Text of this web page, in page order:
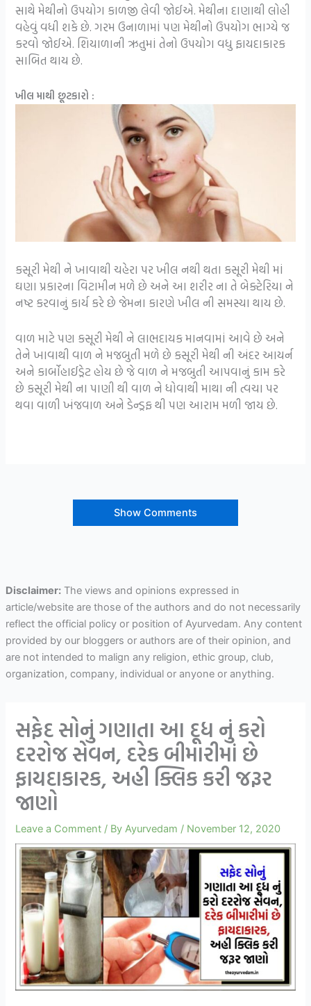
સાથે મેથીનો ઉપયોગ કાળજી લેવી જોઈએ. મેથીના દાણાથી લોહી
વહેવું વધી શકે છે. ગરમ ઉનાળામાં પણ મેથીનો ઉપયોગ ભાગ્યે જ
કરવો જોઈએ. શિયાળાની ઋતુમાં તેનો ઉપયોગ વધુ ફાયદાકારક
સાબિત થાય છે.
ખીલ માથી છૂટકારો :
કસૂરી મેથી ને ખાવાથી ચહેરા પર ખીલ નથી થતા કસૂરી મેથી માં
ઘણા પ્રકારના વિટામીન મળે છે અને આ શરીર ના તે બેક્ટેરિયા ને
નષ્ટ કરવાનું કાર્ય કરે છે જેમના કારણે ખીલ ની સમસ્યા થાય છે.
વાળ માટે પણ કસૂરી મેથી ને લાભદાયક માનવામાં આવે છે અને
તેને ખાવાથી વાળ ને મજબુતી મળે છે કસૂરી મેથી ની અંદર આયર્ન
અને કાર્બોહાઈડ્રેટ હોય છે જે વાળ ને મજબુતી આપવાનું કામ કરે
છે કસૂરી મેથી ના પાણી થી વાળ ને ધોવાથી માથા ની ત્વચા પર
થવા વાળી ખંજવાળ અને ડેન્ડ્રફ થી પણ આરામ મળી જાય છે.
Show Comments
Disclaimer:The views and opinions expressed in
article/website are those of the authors and do not necessarily
reflect the official policy or position of Ayurvedam. Any content
provided by our bloggers or authors are of their opinion, and
are not intended to malign any religion, ethic group, club,
organization, company, individual or anyone or anything.
સફેદ સોનું ગણાતા આ દૂધ નું કરો
દરરોજ સેવન, દરેક બીમારીમાં છે
ફાયદાકારક, અહી ક્લિક કરી જરૂર
જાણો
Leave a Comment / ByAyurvedam / November 12, 2020